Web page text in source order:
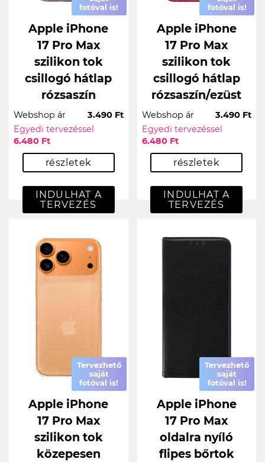
fotóval is!
Apple iPhone
17 Pro Max
szilikon tok
csillogó hátlap
rózsaszín
Webshop ár
3.490 Ft
Egyedi tervezéssel
6.480 Ft
részletek
INDULHAT A
TERVEZÉS
fotóval is!
Apple iPhone
17 Pro Max
szilikon tok
csillogó hátlap
rózsaszín/ezüst
Webshop ár
3.490 Ft
Egyedi tervezéssel
6.480 Ft
részletek
INDULHAT A
TERVEZÉS
Tervezhető
saját
fotóval is!
Apple iPhone
17 Pro Max
szilikon tok
közepesen
Tervezhető
saját
fotóval is!
Apple iPhone
17 Pro Max
oldalra nyíló
flipes bőrtok